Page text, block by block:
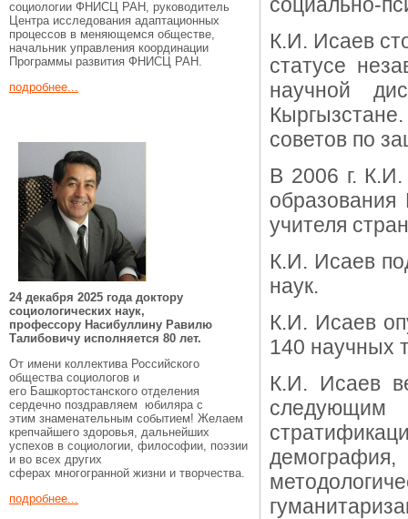
социологии ФНИСЦ РАН, руководитель
Центра исследования адаптационных
процессов в меняющемся обществе,
начальник управления координации
Программы развития ФНИСЦ РАН.
подробнее...
24 декабря 2025 года доктору
социологических наук,
профессору Насибуллину Равилю
Талибовичу исполняется 80 лет.
От имени коллектива Российского
общества социологов и
его Башкортостанского отделения
сердечно поздравляем юбиляра с
этим знаменательным событием! Желаем
крепчайшего здоровья, дальнейших
успехов в социологии, философии, поэзии
и во всех других
сферах многогранной жизни и творчества.
подробнее...
К.И. Исаев
статусе
научной
советов по
В 2006 г.
образования
учителя
К.И. Исаев
наук.
К.И. Исаев
140 научных
К.И. Исаев